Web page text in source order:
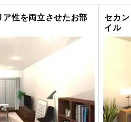
性を両立させたお部
セカ
イル